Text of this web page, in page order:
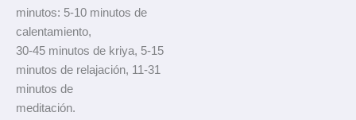
minutos: 5-10 minutos de
calentamiento,
30-45 minutos de kriya, 5-15
minutos de relajación, 11-31
minutos de
meditación.